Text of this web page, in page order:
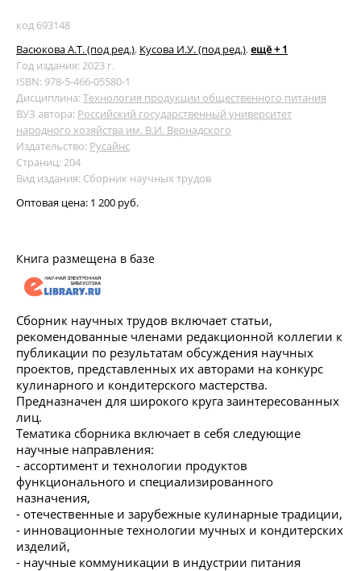
код 693148
Васюкова А.Т. (под ред.), Кусова И.У. (под ред.), ещё + 1
Год издания: 2023 г.
ISBN: 978-5-466-05580-1
Дисциплина:Технология продукции общественного питания
ВУЗ автора: Российский государственный университет
народного хозяйства им. В.И. Вернадского
Издательство: Русайнс
Страниц: 204
Вид издания: Сборник научных трудов
Оптовая цена: 1 200 руб.
Книга размещена в базе
Сборник научных трудов включает статьи,
рекомендованные членами редакционной коллегии к
публикации по результатам обсуждения научных
проектов, представленных их авторами на конкурс
кулинарного и кондитерского мастерства.
Предназначен для широкого круга заинтересованных
лиц.
Тематика сборника включает в себя следующие
научные направления:
- ассортимент и технологии продуктов
функционального и специализированного
назначения,
- отечественные и зарубежные кулинарные традиции,
- инновационные технологии мучных и кондитерских
изделий,
- научные коммуникации в индустрии питания